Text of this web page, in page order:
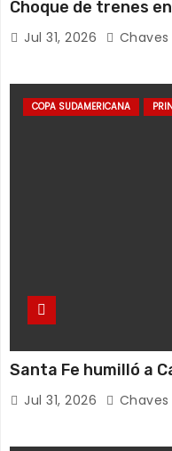
e
t
Choque de trenes
Jul 31, 2026 Chaves
COPA SUDAMERICANA
Santa Fe humilló a
Jul 31, 2026 Chaves